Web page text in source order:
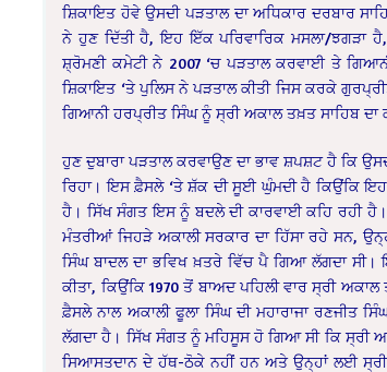
ਸ਼ਿਕਾਇਤ ਹੋਵੇ ਉਸਦੀ ਪੜਤਾਲ ਦਾ ਅਧਿਕਾਰ ਦਰਬਾਰ
ਨੇ ਹੁਣ ਦਿੱਤੀ ਹੈ, ਇਹ ਇੱਕ ਪਰਿਵਾਰਿਕ ਮਸਲਾ/ਝਗੜਾ
ਸ਼੍ਰੋਮਣੀ ਕਮੇਟੀ ਨੇ 2007 ‘ਚ ਪੜਤਾਲ ਕਰਵਾਈ ਤੇ
ਸ਼ਿਕਾਇਤ ‘ਤੇ ਪੁਲਿਸ ਨੇ ਪੜਤਾਲ ਕੀਤੀ ਜਿਸ ਕਰਕੇ
ਗਿਆਨੀ ਹਰਪ੍ਰੀਤ ਸਿੰਘ ਨੂੰ ਸ੍ਰੀ ਅਕਾਲ ਤਖ਼ਤ ਸਾਹਿਬ ਦਾ
ਹੁਣ ਦੁਬਾਰਾ ਪੜਤਾਲ ਕਰਵਾਉਣ ਦਾ ਭਾਵ ਸ਼ਪਸ਼ਟ ਹੈ ਕਿ
ਰਿਹਾ। ਇਸ ਫ਼ੈਸਲੇ ‘ਤੇ ਸ਼ੱਕ ਦੀ ਸੂਈ ਘੁੰਮਦੀ ਹੈ ਕਿਉਂਕਿ
ਹੈ। ਸਿੱਖ ਸੰਗਤ ਇਸ ਨੂੰ ਬਦਲੇ ਦੀ ਕਾਰਵਾਈ ਕਹਿ ਰਹੀ
ਮੰਤਰੀਆਂ ਜਿਹੜੇ ਅਕਾਲੀ ਸਰਕਾਰ ਦਾ ਹਿੱਸਾ ਰਹੇ ਸਨ,
ਸਿੰਘ ਬਾਦਲ ਦਾ ਭਵਿਖ ਖ਼ਤਰੇ ਵਿੱਚ ਪੈ ਗਿਆ ਲੱਗਦਾ
ਕੀਤਾ, ਕਿਉਂਕਿ 1970 ਤੋਂ ਬਾਅਦ ਪਹਿਲੀ ਵਾਰ ਸ੍ਰੀ
ਫ਼ੈਸਲੇ ਨਾਲ ਅਕਾਲੀ ਫੂਲਾ ਸਿੰਘ ਦੀ ਮਹਾਰਾਜਾ ਰਣਜੀਤ
ਲੱਗਦਾ ਹੈ। ਸਿੱਖ ਸੰਗਤ ਨੂੰ ਮਹਿਸੂਸ ਹੋ ਗਿਆ ਸੀ ਕਿ ਸ੍ਰੀ
ਸਿਆਸਤਦਾਨ ਦੇ ਹੱਥ-ਠੋਕੇ ਨਹੀਂ ਹਨ ਅਤੇ ਉਨ੍ਹਾਂ ਲਈ